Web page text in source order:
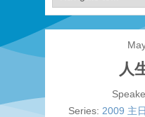
人
Series: 2009 主